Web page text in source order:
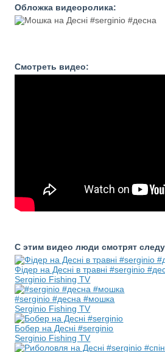
Обложка видеоролика:
Смотреть видео:
С этим видео люди смотрят
Фідер на Десні в травні #serginio
Serginio Fishing TV
#serginio #десна #мошка
Serginio Fishing TV
Бобер на Десні #serginio
Serginio Fishing TV